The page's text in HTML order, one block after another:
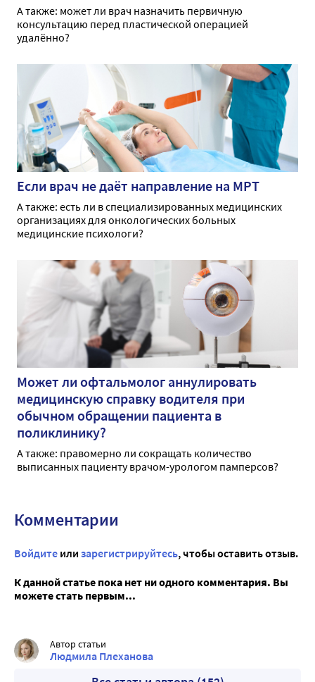
А также: может ли врач назначить первичную
консультацию перед пластической операцией
удалённо?
Если врач не даёт направление на МРТ
А также: есть ли в специализированных медицинских
организациях для онкологических больных
медицинские психологи?
Может ли офтальмолог аннулировать
медицинскую справку водителя при
обычном обращении пациента в
поликлинику?
А также: правомерно ли сокращать количество
выписанных пациенту врачом-урологом памперсов?
Комментарии
Войдите или зарегистрируйтесь, чтобы оставить отзыв.
К данной статье пока нет ни одного комментария. Вы
можете стать первым...
Автор статьи
Людмила Плеханова